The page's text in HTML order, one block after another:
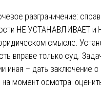
разграничение:
НЕ УСТАНАВЛИВАЕТ
смысле.
вправе только суд.
иная – дать заключение
на момент осмотра: